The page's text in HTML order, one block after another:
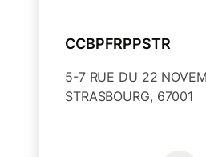
CCBPFRPPSTR
5-7 RUE DU 22
STRASBOURG, 67001